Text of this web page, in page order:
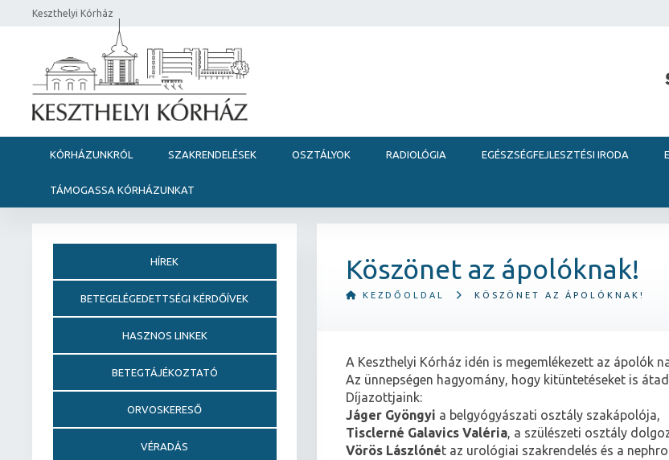
Keszthelyi Kórház
KÓRHÁZUNKRÓL SZAKRENDELÉSEK OSZTÁLYOK RADIOLÓGIA EGÉSZSÉGFEJLESZTÉSI IRODA
TÁMOGASSA KÓRHÁZUNKAT
Köszönet az ápolóknak!
KEZDŐOLDAL KÖSZÖNET AZ ÁPOLÓKNAK!
A Keszthelyi Kórház idén is megemlékezett az ápolók
Az ünnepségen hagyomány, hogy kitüntetéseket is
Díjazottjaink:
Jáger Gyöngyi a belgyógyászati osztály szakápolója,
Tisclerné Galavics Valéria, a szülészeti osztály
Vörös Lászlónét az urológiai szakrendelés és a
HÍREK
BETEGELÉGEDETTSÉGI KÉRDŐÍVEK
HASZNOS LINKEK
BETEGTÁJÉKOZTATÓ
ORVOSKERESŐ
VÉRADÁS